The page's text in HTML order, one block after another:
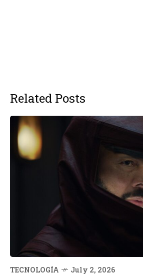
Related Posts
TECNOLOGÍA July 2, 2026